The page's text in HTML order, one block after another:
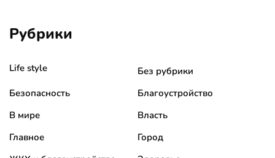
Рубрики
Life style
Без рубрики
Безопасность
Благоустройство
В мире
Власть
Главное
Город